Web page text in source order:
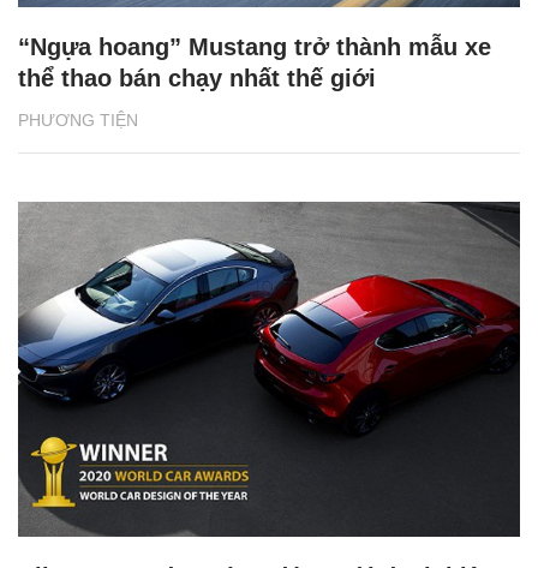
PHƯƠNG TIỆN
“Ngựa hoang” Mustang trở thành mẫu xe
thể thao bán chạy nhất thế giới